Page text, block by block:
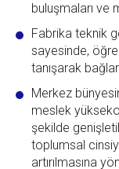
buluşmaları ve
Fabrika teknik
sayesinde,
tanışarak
Merkez
meslek
şekilde
toplumsal
artırılmasına